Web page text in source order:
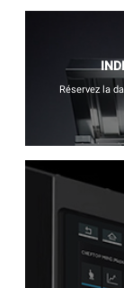
Réservez la